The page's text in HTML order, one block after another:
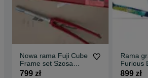
Nowa rama Fuji Cube
Frame set Szosa
Gravel + widelec
799 zł
Rama
Furious
XS/S/M/
899 zł